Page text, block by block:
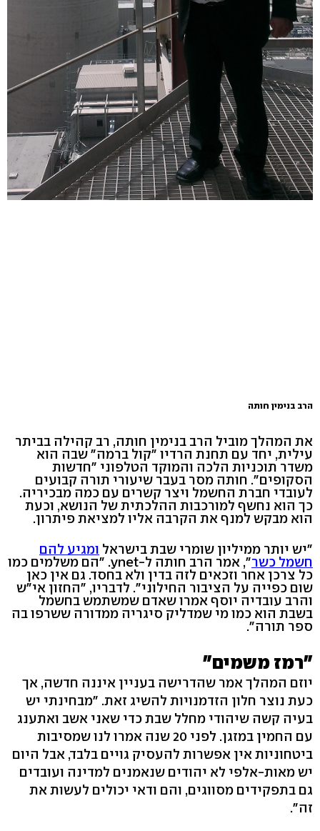
הרב בנימין חותה
את המהלך מוביל הרב בנימין חותה, רב קהילה בביתר
עילית, יחד עם תחנת הרדיו "קול ברמה" שבה הוא
משדר תוכניות הלכה והמוקד הטלפוני "חדשות
הסקופים". חותה מסר בעבר שיעורי תורה קבועים
לעובדי חברת החשמל ויצר קשרים עם כמה מבכיריה.
כך הוא נחשף למורכבות ההלכתית של הנושא, וכעת
הוא מבקש למנף את הקרבה אליו למציאת פיתרון.
"יש יותר ממיליון שומרי שבת בישראל ומגיע להם
חשמל כשר ", אמר הרב חותה ל-ynet. "הם משלמים כמו
כל צרכן אחר וזכאים לזה בדין ולא בחסד. גם אין כאן
שום כפייה על הציבור החילוני". לדבריו, "החזון אי"ש
והרב עובדיה יוסף אמרו שאדם שמשתמש בחשמל
בשבת הוא כמו מי שמדליק סיגריה ממדורה ששרפו בה
ספר תורה".
"רמז משמים"
יוזם המהלך אמר שהדרישה בעניין איננה חדשה, אך
כעת נוצר חלון הזדמנויות להשיג זאת. "מבחינתי יש
בעיה קשה שיהודי מחלל שבת כדי שאני אשב ואתענג
עם החמין במזגן. לפני 20 שנה אמרו לנו שמסיבות
ביטחוניות אין אפשרות להעסיק גויים בלבד, אבל היום
יש מאות-אלפי לא יהודים שנאמנים למדינה ועובדים
גם בתפקידים מסווגים, והם ודאי יכולים לעשות את
זה".